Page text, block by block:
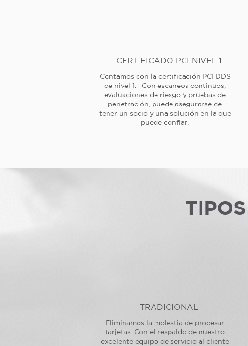
CERTIFICADO PCI NIVEL 1
Contamos con la certificación PCI DDS
de nivel 1. Con escaneos continuos,
evaluaciones de riesgo y pruebas de
penetración, puede asegurarse de
tener un socio y una solución en la que
puede confiar.
TRADICIONAL
Eliminamos la molestia de procesar
tarjetas. Con el respaldo de nuestro
excelente equipo de servicio al cliente